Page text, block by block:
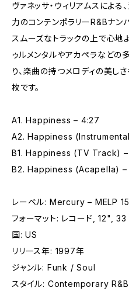
ヴァネッサ・ウィリアムスによ
力のコンテンポラリーR&Bナン
スムーズなトラックの上で心地
ゥルメンタルやアカペラなどの
り、楽曲の持つメロディの美し
枚です。
A1. Happiness – 4:27
A2. Happiness
B1. Happiness (TV Track)
B2. Happiness (Acapella)
レーベル: Mercury – MELP
フォーマット: レコード, 12",
国: US
リリース年: 1997年
ジャンル: Funk / Soul
スタイル: Contemporary R&B